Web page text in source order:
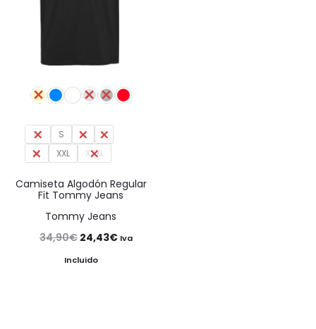
XS S M
L
XL
XXL XXXL
Camiseta Algodón Regular
Fit Tommy Jeans
Tommy Jeans
34,90€ El
precio
24,43€ElIva
Incluido